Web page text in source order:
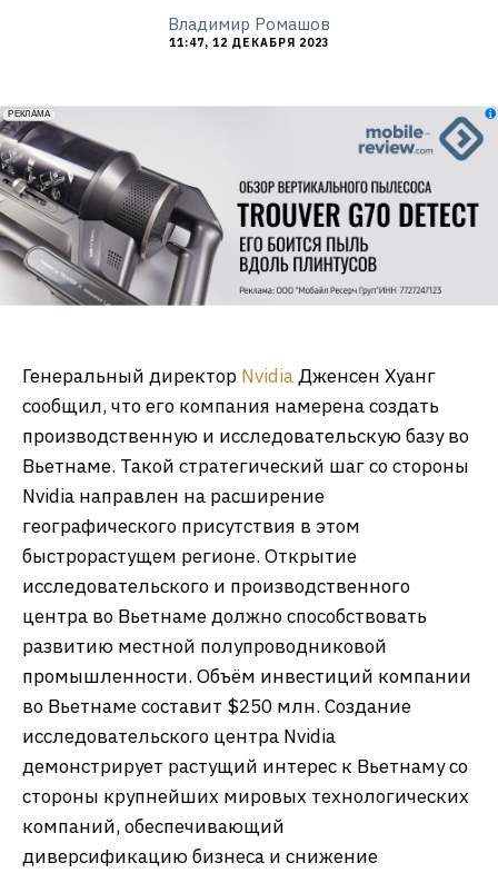
Владимир Ромашов
11:47, 12 ДЕКАБРЯ 2023
erid: 2VfnxxmNzs5
РЕКЛАМА
Генеральный директор NvidiaДженсен Хуанг
сообщил, что его компания намерена создать
производственную и исследовательскую базу во
Вьетнаме. Такой стратегический шаг со стороны
Nvidia направлен на расширение
географического присутствия в этом
быстрорастущем регионе. Открытие
исследовательского и производственного
центра во Вьетнаме должно способствовать
развитию местной полупроводниковой
промышленности. Объём инвестиций компании
во Вьетнаме составит $250 млн. Создание
исследовательского центра Nvidia
демонстрирует растущий интерес к Вьетнаму со
стороны крупнейших мировых технологических
компаний, обеспечивающий
диверсификацию бизнеса и снижение